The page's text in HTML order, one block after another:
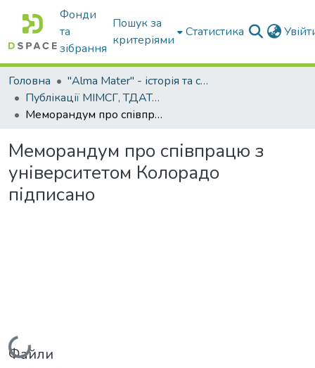
Фонди
та
зібрання
Пошук за
критеріями
Статистика
Головна
"Alma Mater" - історія та сьогодення Університету
Публікації МІМСГ, ТДАТА, ТДАТУ
Меморандум про співпрацю з університетом Колорадо підписано
Меморандум про співпрацю з
університетом Колорадо
підписано
Вантажиться...
Файли